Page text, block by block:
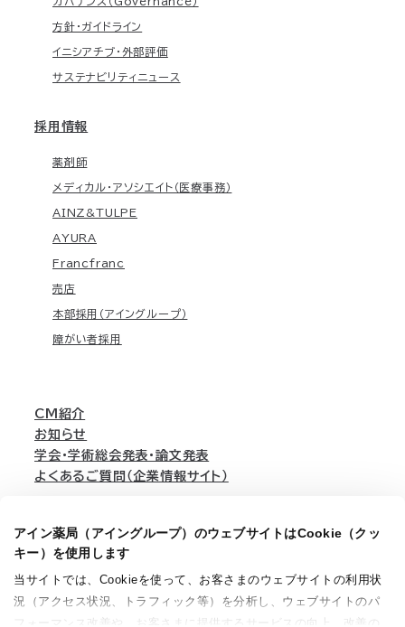
アイン薬局（アイングループ）のウェブサイトはCookie（クッ
キー）を使用します
当サイトでは、Cookieを使って、お客さまのウェブサイトの利用状
況（アクセス状況、トラフィック等）を分析し、ウェブサイトのパ
フォーマンス改善や、お客さまに提供するサービスの向上、改善の
方針・ガイドライン
イニシアチブ・外部評価
サステナビリティニュース
採用情報
薬剤師
メディカル・アソシエイト（医療事務）
AINZ&TULPE
AYURA
Francfranc
売店
本部採用（アイングループ）
障がい者採用
CM紹介
お知らせ
学会・学術総会発表・論文発表
よくあるご質問（企業情報サイト）
English
個人情報保護方針 ウェブアクセシビリティ方針 サイトマップ